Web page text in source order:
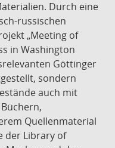
Durch eine
russischen
„Meeting of
in Washington
Göttinger
sondern
auch mit
Quellenmaterial
der Library of